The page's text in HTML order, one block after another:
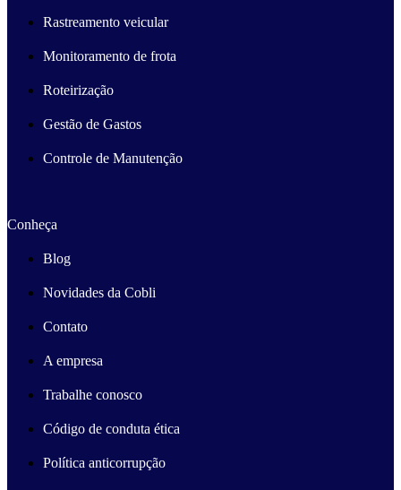
Rastreamento veicular
Monitoramento de frota
Roteirização
Gestão de Gastos
Controle de Manutenção
Conheça
Blog
Novidades da Cobli
Contato
A empresa
Trabalhe conosco
Código de conduta ética
Política anticorrupção